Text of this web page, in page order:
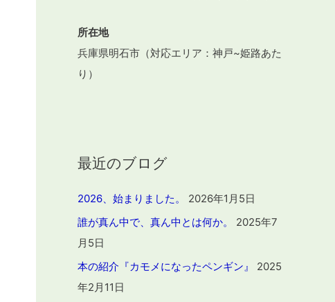
所在地
兵庫県明石市（対応エリア：神戸~姫路あた
り）
最近のブログ
2026、始まりました。
2026年1月5日
誰が真ん中で、真ん中とは何か。
2025年7
月5日
本の紹介『カモメになったペンギン』
2025
年2月11日